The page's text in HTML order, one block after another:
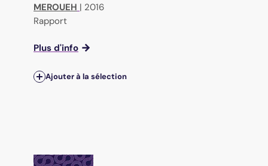
MEROUEH | 2016
Rapport
Plus d'info
Ajouter à la sélection